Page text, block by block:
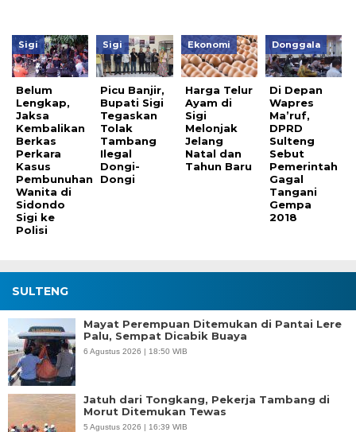
Sigi
Belum
Lengkap,
Jaksa
Kembalikan
Berkas
Perkara
Kasus
Pembunuhan
Wanita di
Sidondo
Sigi ke
Polisi
Sigi
Picu Banjir,
Bupati Sigi
Tegaskan
Tolak
Tambang
Ilegal
Dongi-
Dongi
Ekonomi
Harga Telur
Ayam di
Sigi
Melonjak
Jelang
Natal dan
Tahun Baru
Donggala
Di Depan
Wapres
Ma’ruf,
DPRD
Sulteng
Sebut
Pemerintah
Gagal
Tangani
Gempa
2018
SULTENG
Mayat Perempuan Ditemukan di Pantai Lere
Palu, Sempat Dicabik Buaya
6 Agustus 2026 | 18:50 WIB
Jatuh dari Tongkang, Pekerja Tambang di
Morut Ditemukan Tewas
5 Agustus 2026 | 16:39 WIB